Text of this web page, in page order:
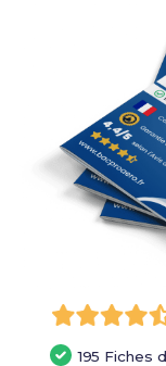
195 Fiches